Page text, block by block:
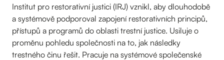
Institut pro restorativní justici (IRJ) vznikl, aby dlouhodobě
a systémově podporoval zapojení restorativních principů,
přístupů a programů do oblasti trestní justice. Usiluje o
proměnu pohledu společnosti na to, jak následky
trestného činu řešit. Pracuje na systémové společenské